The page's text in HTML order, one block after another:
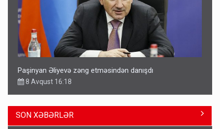
Paşinyan Əliyevə zəng etməsindən danışdı
8 Avqust 16:18
SON XƏBƏRLƏR